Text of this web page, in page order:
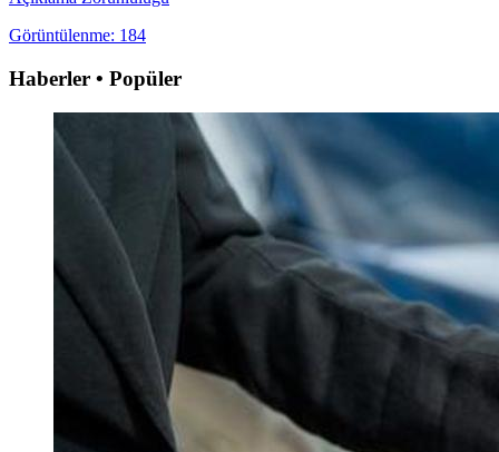
Görüntülenme: 184
Haberler • Popüler